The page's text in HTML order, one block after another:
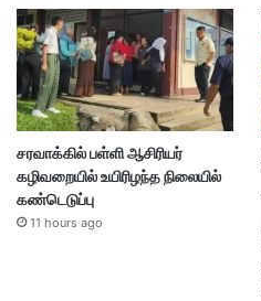
சரவாக்கில் பள்ளி ஆசிரியர்
கழிவறையில் உயிரிழந்த நிலையில்
கண்டெடுப்பு
11 hours ago